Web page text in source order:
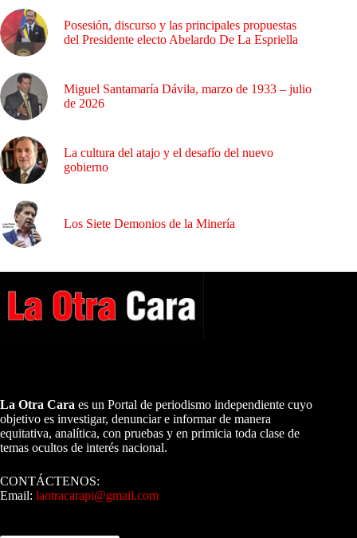
Posesión, discurso y las principales propuestas
del Presidente electo Abelardo De La Espriella
Miguel Santamaría Dávila, marzo de 1933 – julio
de 2026
La cultura del atajo y el desafío del nuevo
gobierno
Los Siete Demonios de la Minería
La Otra Cara es un Portal de periodismo independiente cuyo
objetivo es investigar, denunciar e informar de manera
equitativa, analítica, con pruebas y en primicia toda clase de
temas ocultos de interés nacional.
CONTÁCTENOS:
Email: laotracarapi@gmail.com